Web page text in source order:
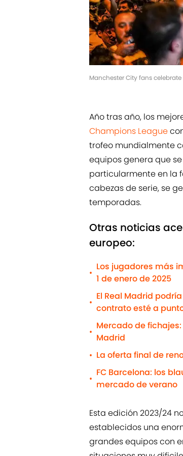
Manchester City fans
Año tras año, los
Champions League
trofeo mundialmente
equipos genera que
particularmente en la
cabezas de serie, se
temporadas.
Otras noticias
europeo:
•
Los jugadores más
1 de enero de 2025
•
El Real Madrid
contrato esté a
•
Mercado de
Madrid
• La oferta final de
•
FC Barcelona: los
mercado de verano
Esta edición 2023/24
establecidos una
grandes equipos con